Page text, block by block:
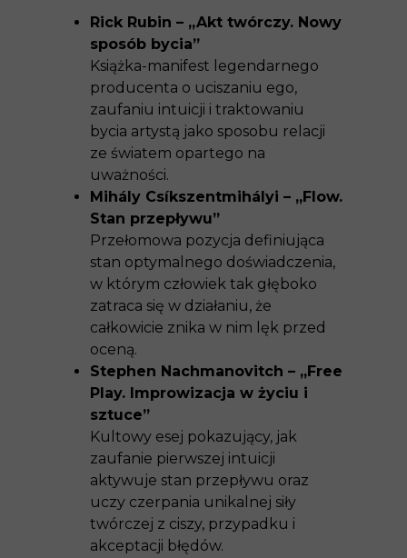
Rick Rubin – „Akt twórczy. Nowy
sposób bycia”
Książka-manifest legendarnego
producenta o uciszaniu ego,
zaufaniu intuicji i traktowaniu
bycia artystą jako sposobu relacji
ze światem opartego na
uważności.
Mihály Csíkszentmihályi – „Flow.
Stan przepływu”
Przełomowa pozycja definiująca
stan optymalnego doświadczenia,
w którym człowiek tak głęboko
zatraca się w działaniu, że
całkowicie znika w nim lęk przed
oceną.
Stephen Nachmanovitch – „Free
Play. Improwizacja w życiu i
sztuce”
Kultowy esej pokazujący, jak
zaufanie pierwszej intuicji
aktywuje stan przepływu oraz
uczy czerpania unikalnej siły
twórczej z ciszy, przypadku i
akceptacji błędów.